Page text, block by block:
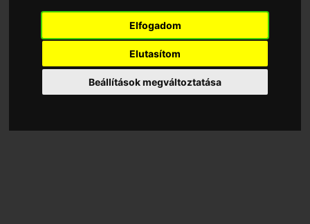
Elfogadom
Elutasítom
Beállítások megváltoztatása